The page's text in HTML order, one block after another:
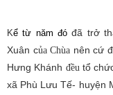
Kể từ nămđóđã trở
Xuân của Chùa nên cứ
Hưng Khánh đều tổ
xã Phù Lưu Tế- huyện